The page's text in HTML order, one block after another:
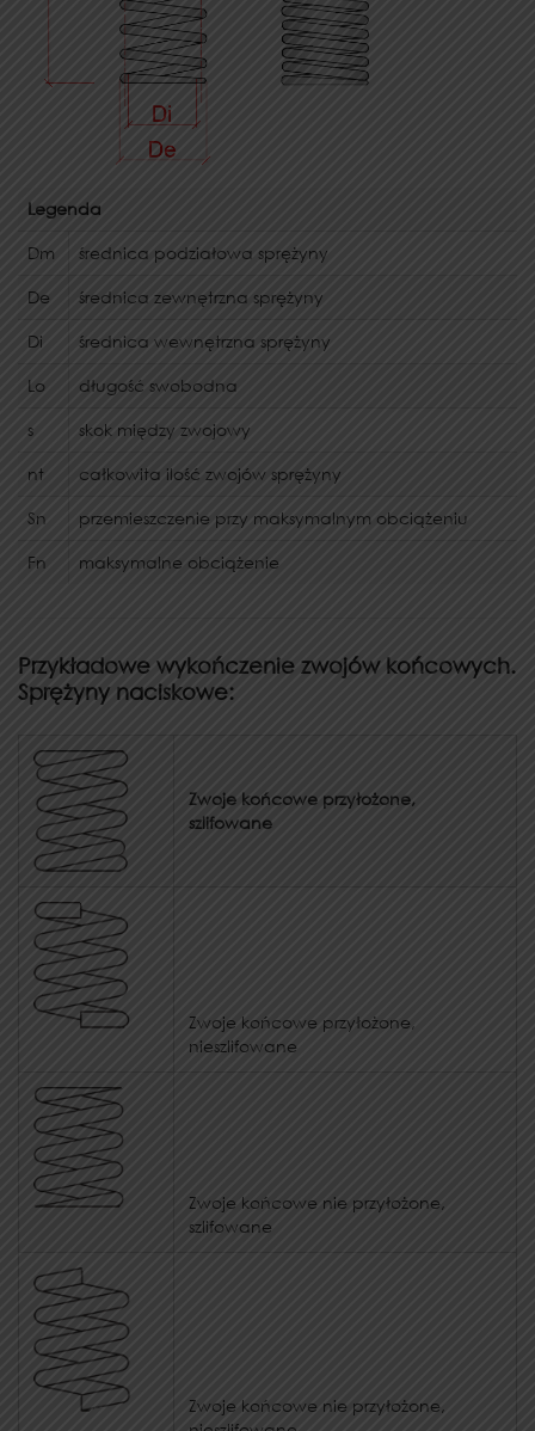
Legenda
Dm średnica podziałowa sprężyny
De średnica zewnętrzna sprężyny
Di średnica wewnętrzna sprężyny
Lo długość swobodna
s skok między zwojowy
nt całkowita ilość zwojów sprężyny
Sn przemieszczenie przy maksymalnym obciążeniu
Fn maksymalne obciążenie
Przykładowe wykończenie zwojów końcowych.
Sprężyny naciskowe:
Zwoje końcowe przyłożone,
szlifowane
Zwoje końcowe przyłożone,
nieszlifowane
Zwoje końcowe nie przyłożone,
szlifowane
Zwoje końcowe nie przyłożone,